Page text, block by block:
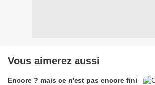
Vous aimerez aussi
Encore ? mais ce n'est pas encore fini